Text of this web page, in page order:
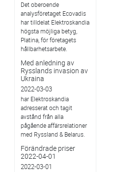
Det oberoende
analysföretaget Ecovadis
har tilldelat Elektroskandia
högsta möjliga betyg,
Platina, för företagets
hållbarhetsarbete.
Med anledning av
Rysslands invasion av
Ukraina
2022-03-03
har Elektroskandia
adresserat och tagit
avstånd från alla
pågående affärsrelationer
med Ryssland & Belarus.
Förändrade priser
2022-04-01
2022-03-01